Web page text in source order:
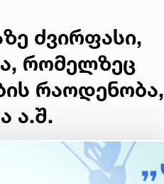
ძვირფასი,
რომელზეც
რაოდენობა,
ა.შ.